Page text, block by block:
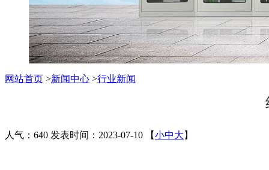
网站首页 >新闻中心 >行业新闻
人气：640 发表时间：2023-07-10 【小中大 】